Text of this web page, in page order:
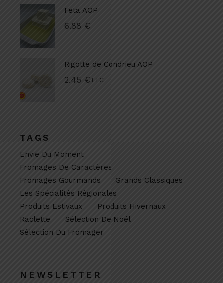
Feta AOP
6.88 €
Rigotte de Condrieu AOP
2.45 €TTC
TAGS
Envie Du Moment
Fromages De Caractères
Fromages Gourmands
Grands Classiques
Les Spécialités Régionales
Produits Estivaux
Produits Hivernaux
Raclette
Sélection De Noël
Sélection Du Fromager
NEWSLETTER